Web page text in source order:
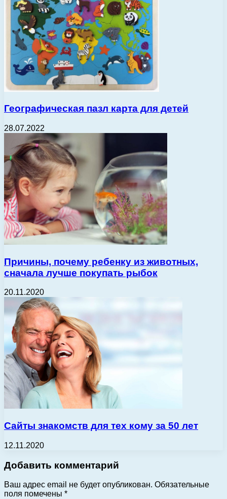
Географическая пазл карта для детей
28.07.2022
Причины, почему ребенку из животных,
сначала лучше покупать рыбок
20.11.2020
Сайты знакомств для тех кому за 50 лет
12.11.2020
Добавить комментарий
Ваш адрес email не будет опубликован. Обязательные
поля помечены *